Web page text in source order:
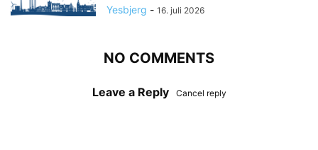
Yesbjerg - 16. juli 2026
NO COMMENTS
Leave a Reply Cancel reply